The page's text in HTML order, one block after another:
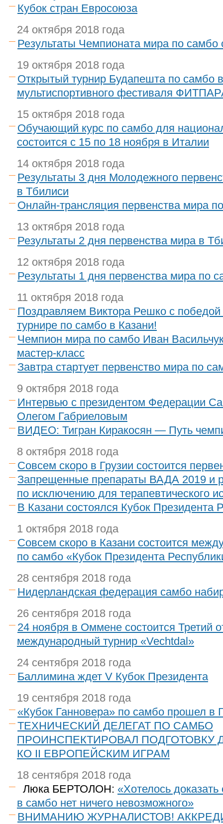
Кубок стран Евросоюза
24 октября 2018 года
Результаты Чемпионата мира по самбо
19 октября 2018 года
Открытый турнир Будапешта по самбо
мультиспортивного фестиваля
15 октября 2018 года
Обучающий курс по самбо для
состоится с 15 по 18 ноября в Италии
14 октября 2018 года
Результаты 3 дня Молодежного
в Тбилиси
Онлайн-трансляция первенства мира
13 октября 2018 года
Результаты 2 дня первенства мира в
12 октября 2018 года
Результаты 1 дня первенства мира по
11 октября 2018 года
Поздравляем Виктора Решко с
турнире по самбо в Казани!
Чемпион мира по самбо Иван
мастер-класс
Завтра стартует первенство мира по
9 октября 2018 года
Интервью с президентом Федерации
Олегом Габриеловым
ВИДЕО: Тигран Киракосян — Путь
8 октября 2018 года
Совсем скоро в Грузии состоится
Запрещенные препараты ВАДА 2019 и
по исключению для терапевтического
В Казани состоялся Кубок Президента
1 октября 2018 года
Совсем скоро в Казани состоится
по самбо «Кубок Президента
28 сентября 2018 года
Нидерландская федерация самбо
26 сентября 2018 года
24 ноября в Оммене состоится Третий
международный турнир «Vechtdal»
24 сентября 2018 года
Баллимина ждет V Кубок Президента
19 сентября 2018 года
«Кубок Ганновера» по самбо прошел в
ТЕХНИЧЕСКИЙ ДЕЛЕГАТ ПО САМБО
ПРОИНСПЕКТИРОВАЛ ПОДГОТОВКУ
КО II ЕВРОПЕЙСКИМ ИГРАМ
18 сентября 2018 года
Люка БЕРТОЛОН: «Хотелось
в самбо нет ничего невозможного»
ВНИМАНИЮ ЖУРНАЛИСТОВ!